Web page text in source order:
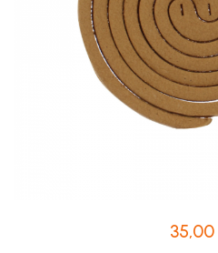
Intretinere Textile si Covoare
Accesorii Gradina
Markere Multisuprafete
35,00